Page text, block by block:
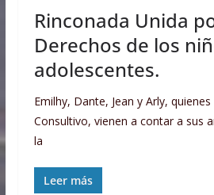
Rinconada Unida
Derechos de los
adolescentes.
Emilhy, Dante, Jean y Arly,
Consultivo, vienen a contar a sus
la
Leer más